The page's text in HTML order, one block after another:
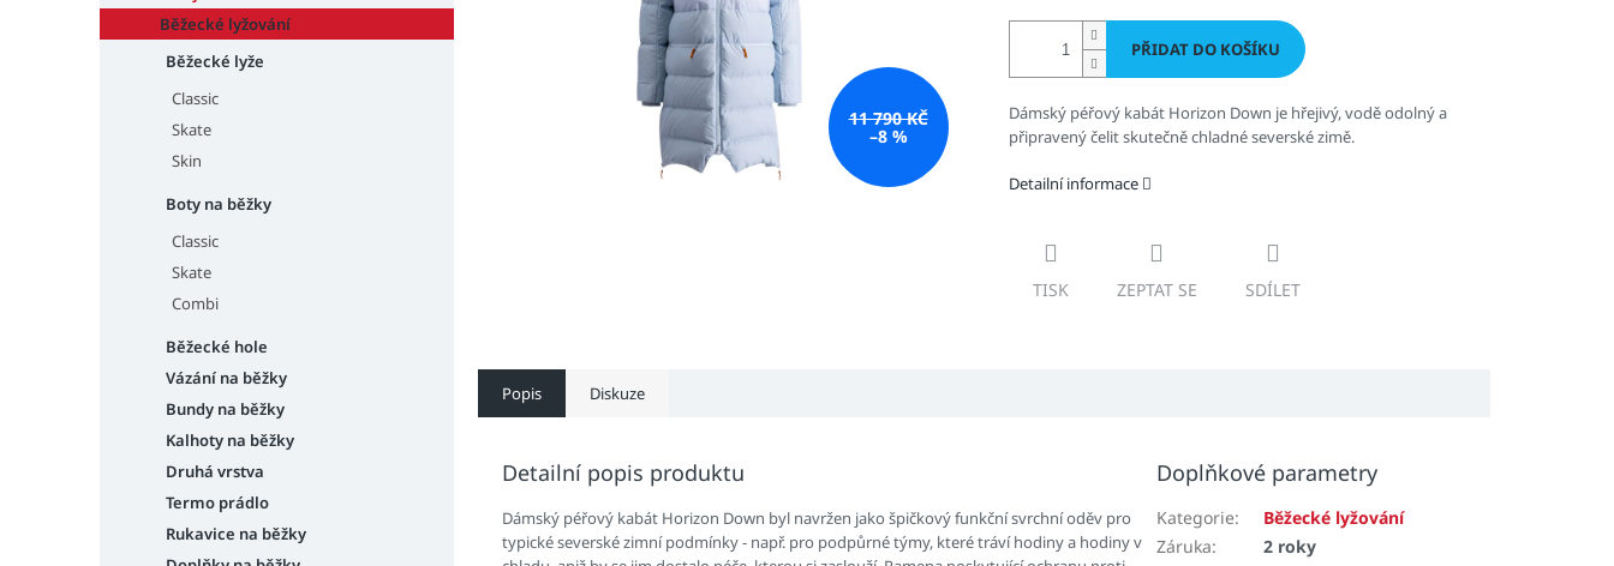
Běžecké lyžování
Běžecké lyže
Classic
Skate
Skin
Boty na běžky
Classic
Skate
Combi
Běžecké hole
Vázání na běžky
Bundy na běžky
Kalhoty na běžky
Druhá vrstva
Termo prádlo
Rukavice na běžky
11 790 KČ
–8 %
PŘIDAT DO KOŠÍKU
Dámský péřový kabát Horizon Down je hřejivý, vodě odolný a
připravený čelit skutečně chladné severské zimě.
Detailní informace
TISK ZEPTAT SE SDÍLET
Popis Diskuze
Detailní popis produktu
Dámský péřový kabát Horizon Down byl navržen jako špičkový funkční svrchní oděv pro
typické severské zimní podmínky - např. pro podpůrné týmy, které tráví hodiny a hodiny v
Doplňkové parametry
Kategorie:
Běžecké lyžování
Záruka:
2 roky